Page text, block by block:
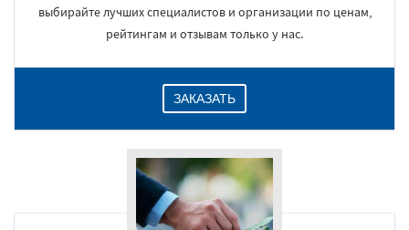
выбирайте лучших специалистов и организации по ценам,
рейтингам и отзывам только у нас.
ЗАКАЗАТЬ